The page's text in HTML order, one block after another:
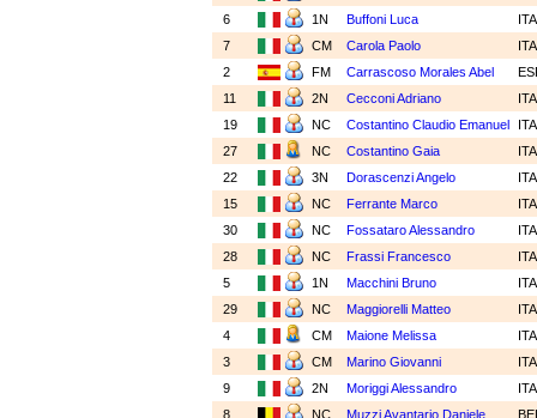
6
1N Buffoni Luca
7
CM Carola Paolo
2
FM Carrascoso Morales Abel
11
2N Cecconi Adriano
19
NC Costantino Claudio Emanuel
27
NC Costantino Gaia
22
3N Dorascenzi Angelo
15
NC Ferrante Marco
30
NC Fossataro Alessandro
28
NC Frassi Francesco
5
1N Macchini Bruno
29
NC Maggiorelli Matteo
4
CM Maione Melissa
3
CM Marino Giovanni
9
2N Moriggi Alessandro
8
NC Muzzi Avantario Daniele